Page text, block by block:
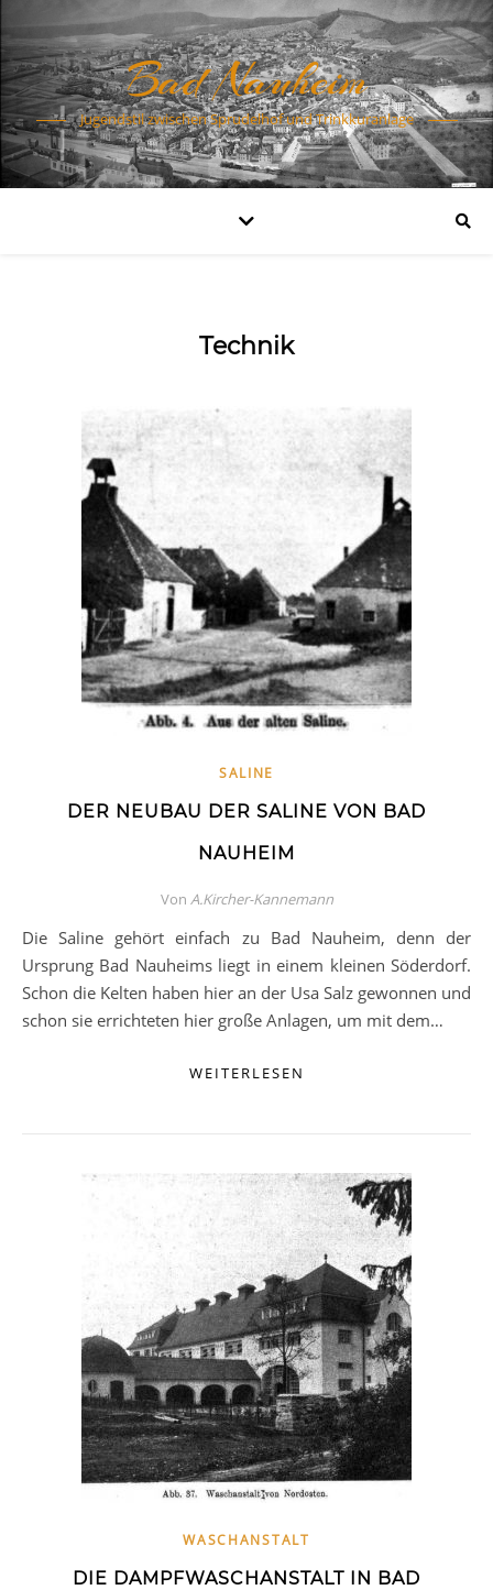
Bad Nauheim
Jugendstil zwischen Sprudelhof und Trinkkuranlage
Technik
SALINE
DER NEUBAU DER SALINE VON BAD
NAUHEIM
Von A.Kircher-Kannemann
Die Saline gehört einfach zu Bad Nauheim, denn der
Ursprung Bad Nauheims liegt in einem kleinen Söderdorf.
Schon die Kelten haben hier an der Usa Salz gewonnen und
schon sie errichteten hier große Anlagen, um mit dem…
WEITERLESEN
WASCHANSTALT
DIE DAMPFWASCHANSTALT IN BAD